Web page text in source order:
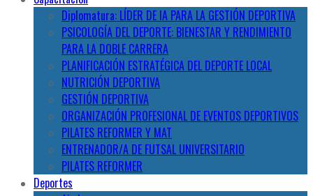
Diplomatura: LÍDER DE IA PARA LA GESTIÓN DEPORTIVA
PSICOLOGÍA DEL DEPORTE: BIENESTAR Y RENDIMIENTO
PARA LA DOBLE CARRERA
PLANIFICACIÓN ESTRATÉGICA DEL DEPORTE LOCAL
NUTRICIÓN DEPORTIVA
GESTIÓN DEPORTIVA
ORGANIZACIÓN PROFESIONAL DE EVENTOS DEPORTIVOS
PILATES REFORMER Y MAT
ENTRENADOR/A DE FUTSAL UNIVERSITARIO
PILATES REFORMER
Deportes